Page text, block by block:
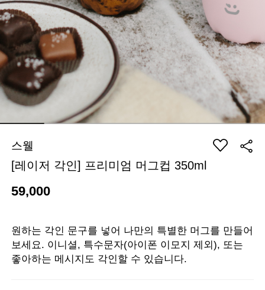
스웰
[레이저 각인] 프리미엄 머그컵 350ml
59,000
원하는 각인 문구를 넣어 나만의 특별한 머그를 만들어
보세요. 이니셜, 특수문자(아이폰 이모지 제외), 또는
좋아하는 메시지도 각인할 수 있습니다.